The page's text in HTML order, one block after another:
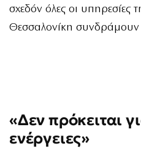
σχεδόν όλες οι υπηρεσίες
Θεσσαλονίκη συνδράμουν
«Δεν πρόκειται
ενέργειες»